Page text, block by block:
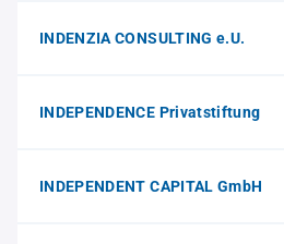
INDENZIA CONSULTING e.U.
INDEPENDENCE Privatstiftung
INDEPENDENT CAPITAL GmbH